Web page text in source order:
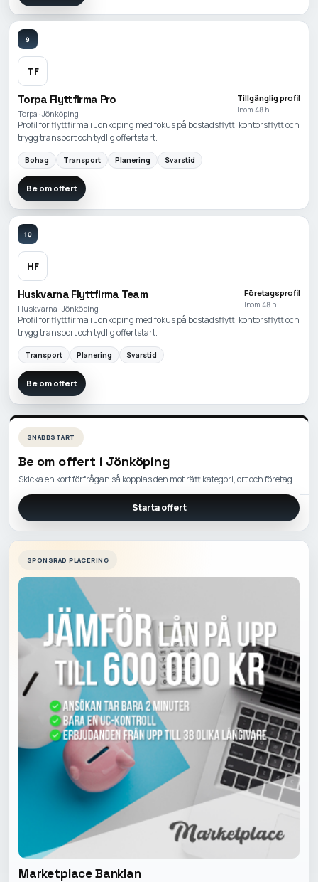
9
TF
Torpa Flyttfirma Pro
Torpa · Jönköping
Tillgänglig profil
Inom 48 h
Profil för flyttfirma i Jönköping med fokus på bostadsflytt, kontorsflytt och
trygg transport och tydlig offertstart.
Bohag Transport Planering Svarstid
Be om offert
10
HF
Huskvarna Flyttfirma Team
Huskvarna · Jönköping
Företagsprofil
Inom 48 h
Profil för flyttfirma i Jönköping med fokus på bostadsflytt, kontorsflytt och
trygg transport och tydlig offertstart.
Transport Planering Svarstid
Be om offert
SNABBSTART
Be om offert i Jönköping
Skicka en kort förfrågan så kopplas den mot rätt kategori, ort och företag.
Starta offert
SPONSRAD PLACERING
Marketplace Banklan